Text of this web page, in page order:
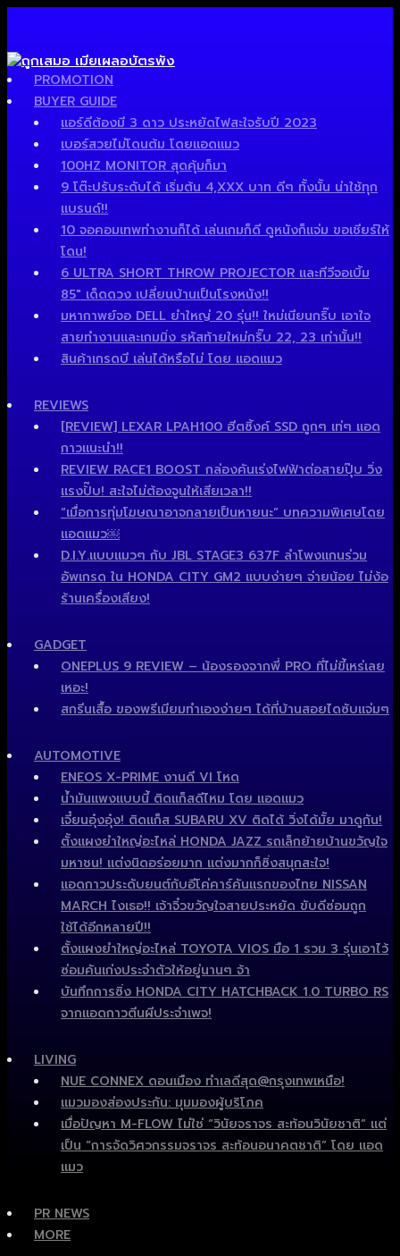
PROMOTION
BUYER GUIDE
แอร์ดีต้องมี 3 ดาว ประหยัดไฟสะใจรับปี 2023
เบอร์สวยไม่โดนต้ม โดยแอดแมว
100HZ MONITOR สุดคุ้มก็มา
9 โต๊ะปรับระดับได้ เริ่มต้น 4,XXX บาท ดีๆ ทั้งนั้น น่าใช้ทุก
แบรนด์!!
10 จอคอมเทพทำงานก็ได้ เล่นเกมก็ดี ดูหนังก็แจ่ม ขอเชียร์ให้
โดน!
6 ULTRA SHORT THROW PROJECTOR และทีวีจอเบิ้ม
85″ เด็ดดวง เปลี่ยนบ้านเป็นโรงหนัง!!
มหากาพย์จอ DELL ยำใหญ่ 20 รุ่น!! ใหม่เนียนกริ๊บ เอาใจ
สายทำงานและเกมมิ่ง รหัสท้ายใหม่กริ๊บ 22, 23 เท่านั้น!!
สินค้าเกรดบี เล่นได้หรือไม่ โดย แอดแมว
REVIEWS
[REVIEW] LEXAR LPAH100 ฮีตซิ้งค์ SSD ถูกๆ เท่ๆ แอด
กาวแนะนำ!!
REVIEW RACE1 BOOST กล่องคันเร่งไฟฟ้าต่อสายปุ๊บ วิ่ง
แรงปั๊บ! สะใจไม่ต้องจูนให้เสียเวลา!!
“เมื่อการทุ่มโฆษณาอาจกลายเป็นหายนะ” บทความพิเศษโดย
แอดแมว￼
D.I.Y.แบบแมวๆ กับ JBL STAGE3 637F ลำโพงแกนร่วม
อัพเกรด ใน HONDA CITY GM2 แบบง่ายๆ จ่ายน้อย ไม่ง้อ
ร้านเครื่องเสียง!
GADGET
ONEPLUS 9 REVIEW – น้องรองจากพี่ PRO ที่ไม่ขี้เหร่เลย
เหอะ!
สกรีนเสื้อ ของพรีเมียมทำเองง่ายๆ ได้ที่บ้านสอยไดซับแจ่มๆ
AUTOMOTIVE
ENEOS X-PRIME งานดี VI โหด
น้ำมันแพงแบบนี้ ติดแก็สดีไหม โดย แอดแมว
เจี๋ยนอุ๋งอุ๋ง! ติดแก็ส SUBARU XV ติดได้ วิ่งได้มั้ย มาดูกัน!
ตั้งแผงยำใหญ่อะไหล่ HONDA JAZZ รถเล็กย้ายบ้านขวัญใจ
มหาชน! แต่งนิดอร่อยมาก แต่งมากก็ซิ่งสนุกสะใจ!
แอดกาวประดับยนต์กับอีโค่คาร์คันแรกของไทย NISSAN
MARCH ไงเธอ!! เจ้าจิ๋วขวัญใจสายประหยัด ขับดีซ่อมถูก
ใช้ได้อีกหลายปี!!
ตั้งแผงยำใหญ่อะไหล่ TOYOTA VIOS มือ 1 รวม 3 รุ่นเอาไว้
ซ่อมคันเก่งประจำตัวให้อยู่นานๆ จ้า
บันทึกการซิ่ง HONDA CITY HATCHBACK 1.0 TURBO RS
จากแอดกาวตีนผีประจำเพจ!
LIVING
NUE CONNEX ดอนเมือง ทำเลดีสุด@กรุงเทพเหนือ!
แมวมองส่องประกัน: มุมมองผู้บริโภค
เมื่อปัญหา M-FLOW ไม่ใช่ “วินัยจราจร สะท้อนวินัยชาติ” แต่
เป็น “การจัดวิศวกรรมจราจร สะท้อนอนาคตชาติ” โดย แอด
แมว
PR NEWS
MORE